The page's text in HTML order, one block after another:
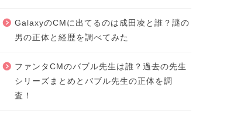
GalaxyのCMに出てるのは成田凌と誰？謎の
男の正体と経歴を調べてみた
ファンタCMのバブル先生は誰？過去の先生
シリーズまとめとバブル先生の正体を調
査！